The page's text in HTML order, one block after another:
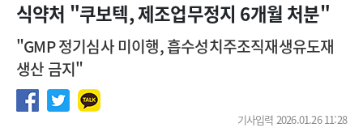
[서울아산병원] 2026년 하반기 인턴 모집
식약처 "쿠보텍, 제조업무정지 6개월 처분"
"GMP 정기심사 미이행, 흡수성치주조직재생유도재
생산 금지"
기사입력 2026.01.26 11:28